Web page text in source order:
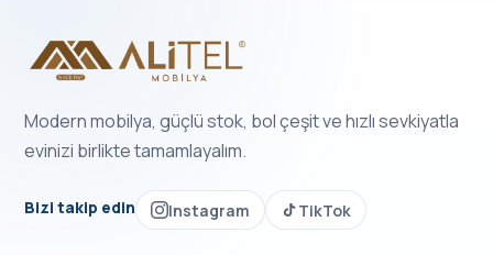
Modern mobilya, güçlü stok, bol çeşit ve hızlı sevkiyatla
evinizi birlikte tamamlayalım.
Bizi takip edin Instagram TikTok